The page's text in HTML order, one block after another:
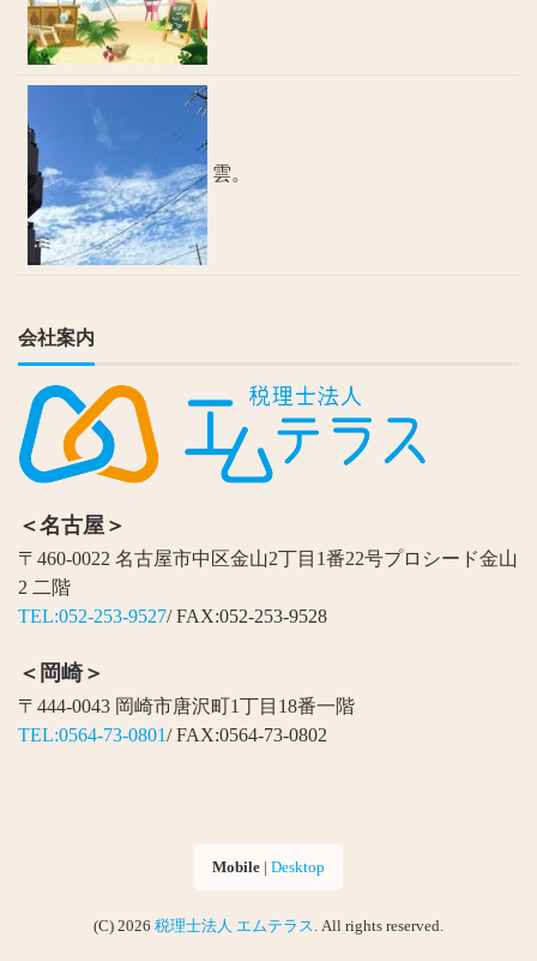
雲。
会社案内
＜名古屋＞
〒460-0022 名古屋市中区金山2丁目1番22号プロシード金山
2 二階
TEL:052-253-9527/ FAX:052-253-9528
＜岡崎＞
〒444-0043 岡崎市唐沢町1丁目18番一階
TEL:0564-73-0801/ FAX:0564-73-0802
Mobile | Desktop
(C) 2026 税理士法人 エムテラス . All rights reserved.